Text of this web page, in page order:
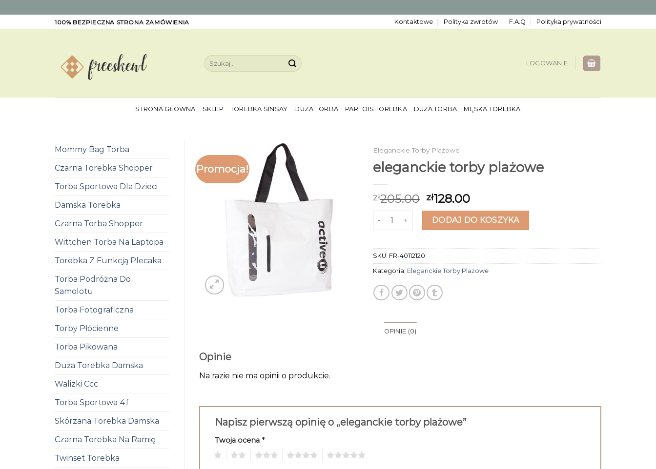
to
100% BEZPIECZNA STRONA ZAMÓWIENIA Kontaktowe Polityka zwrotów F.A.Q Polityka prywatności
Szukaj:
LOGOWANIE
STRONA GŁÓWNA SKLEP TOREBKA SINSAY DUZA TORBA PARFOIS TOREBKA DUŻA TORBA MĘSKA TOREBKA
Mommy Bag Torba
Czarna Torebka Shopper
Torba Sportowa Dla Dzieci
Damska Torebka
Czarna Torba Shopper
Wittchen Torba Na Laptopa
Torebka Z Funkcją Plecaka
Torba Podróżna Do
Samolotu
Torba Fotograficzna
Torby Płócienne
Torba Pikowana
Duża Torebka Damska
Walizki Ccc
Torba Sportowa 4f
Skórzana Torebka Damska
Czarna Torebka Na Ramię
Twinset Torebka
Promocja!
Eleganckie Torby Plażowe
eleganckie torby plażowe
zł205.00 zł128.00
ilość eleganckie torby plażowe
DODAJ DO KOSZYKA
SKU: FR-40112120
Kategoria: Eleganckie Torby Plażowe
OPINIE (0)
Opinie
Na razie nie ma opinii o produkcie.
Napisz pierwszą opinię o „eleganckie torby plażowe”
Twoja ocena *